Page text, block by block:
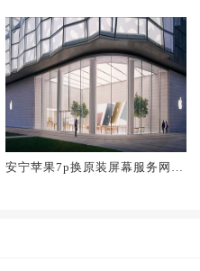
安宁苹果7p换原装屏幕服务网点